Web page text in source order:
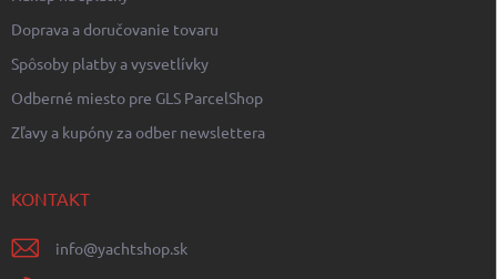
Doprava a doručovanie tovaru
Spôsoby platby a vysvetlívky
Odberné miesto pre GLS ParcelShop
Zľavy a kupóny za odber newslettera
KONTAKT
info@yachtshop.sk